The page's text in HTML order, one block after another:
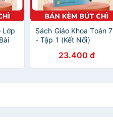
Lớp
-
Sách Giáo Khoa Toán 7
- Tập 1 (Kết Nối)
23.400 đ